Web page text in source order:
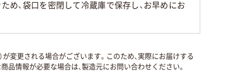
め、袋口を密閉して冷蔵庫で保存し、お早めにお
が変更される場合がございます。このため、実際にお届けする
情報が必要な場合は、製造元にお問い合わせください。